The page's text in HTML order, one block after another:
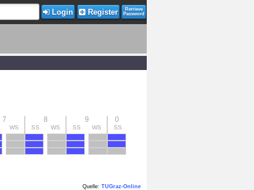
Login Register
Retrieve
Password
7 8 9 0
WS SS WS SS WS SS
Quelle: TUGraz-Online